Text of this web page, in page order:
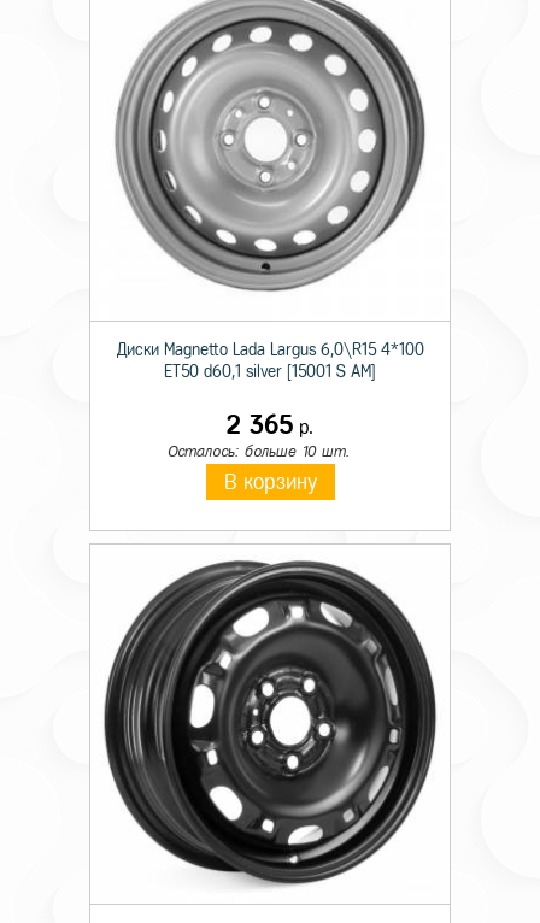
Диски Magnetto Lada Largus 6,0\R15 4*100
ET50 d60,1 silver [15001 S AM]
2 365 р.
Осталось: больше 10 шт.
В корзину